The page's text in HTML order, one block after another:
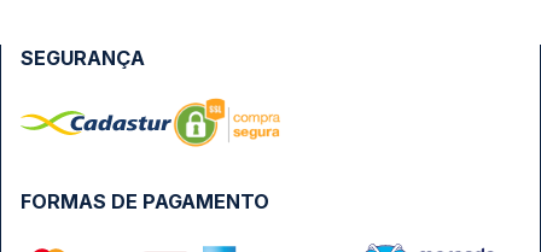
FORMAS DE PAGAMENTO
SEGURANÇA